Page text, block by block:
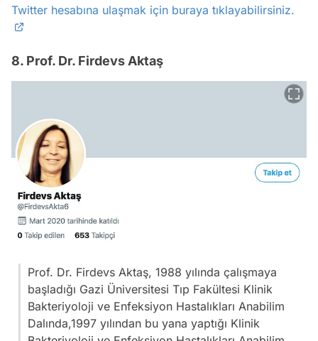
Twitter hesabına ulaşmak için buraya tıklayabilirsiniz.
8. Prof. Dr. Firdevs Aktaş
Prof. Dr. Firdevs Aktaş, 1988 yılında çalışmaya
başladığı Gazi Üniversitesi Tıp Fakültesi Klinik
Bakteriyoloji ve Enfeksiyon Hastalıkları Anabilim
Dalında,1997 yılından bu yana yaptığı Klinik